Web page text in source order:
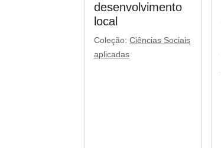
desenvolvimento
local
Coleção: Ciências Sociais
aplicadas